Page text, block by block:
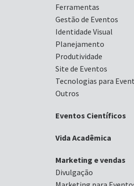
Ferramentas
Gestão de Eventos
Identidade Visual
Planejamento
Produtividade
Site de Eventos
Tecnologias para
Outros
Eventos Científicos
Vida Acadêmica
Marketing e vendas
Divulgação